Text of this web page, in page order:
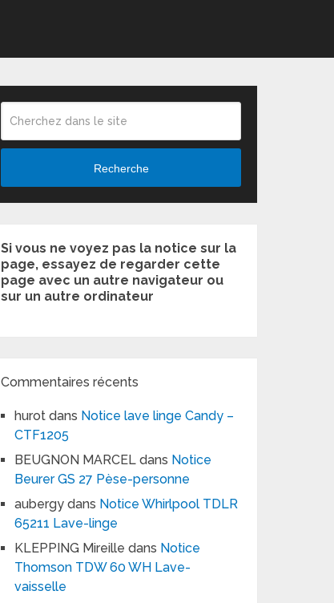
Recherche
Si vous ne voyez pas la notice sur la
page, essayez de regarder cette
page avec un autre navigateur ou
sur un autre ordinateur
Commentaires récents
hurot dans Notice lave linge Candy –
CTF1205
BEUGNON MARCEL dans Notice
Beurer GS 27 Pèse-personne
aubergy dans Notice Whirlpool TDLR
65211 Lave-linge
KLEPPING Mireille dans Notice
Thomson TDW 60 WH Lave-
vaisselle